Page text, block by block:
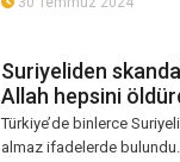
Suriyeliden
Allah hepsini
Türkiye’de binlerce
almaz ifadelerde